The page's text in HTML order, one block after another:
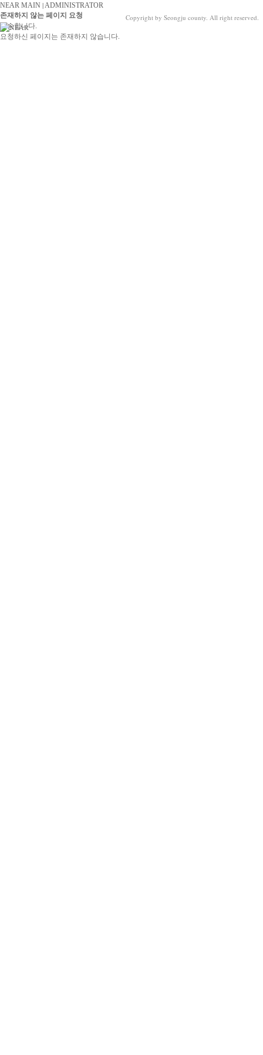
NEAR MAIN |ADMINISTRATOR
존재하지 않는 페이지 요청
죄송합니다.
요청하신 페이지는 존재하지 않습니다.
Copyright by Seongju county. All right reserved.